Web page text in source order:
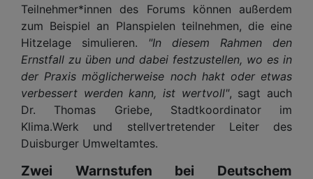
Teilnehmer*innen des Forums können außerdem
zum Beispiel an Planspielen teilnehmen, die eine
Hitzelage simulieren. "In diesem Rahmen den
Ernstfall zu üben und dabei festzustellen, wo es in
der Praxis möglicherweise noch hakt oder etwas
verbessert werden kann, ist wertvoll", sagt auch
Dr. Thomas Griebe, Stadtkoordinator im
Klima.Werk und stellvertretender Leiter des
Duisburger Umweltamtes.
Zwei Warnstufen bei Deutschem